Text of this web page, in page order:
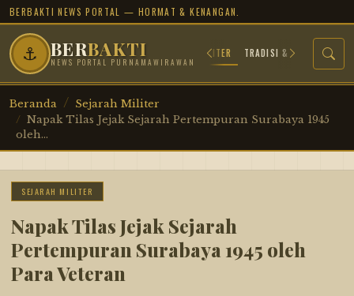
BERBAKTI NEWS PORTAL — HORMAT & KENANGAN.
⚓ BERBAKTI
NEWS PORTAL PURNAMAWIRAWAN
ARSIP JUANG PROFIL TOKOH SEJARAH MILITER TRADISI & BUDAYA
Beranda
Sejarah Militer
Napak Tilas Jejak Sejarah Pertempuran Surabaya 1945
oleh...
SEJARAH MILITER
Napak Tilas Jejak Sejarah
Pertempuran Surabaya 1945 oleh
Para Veteran